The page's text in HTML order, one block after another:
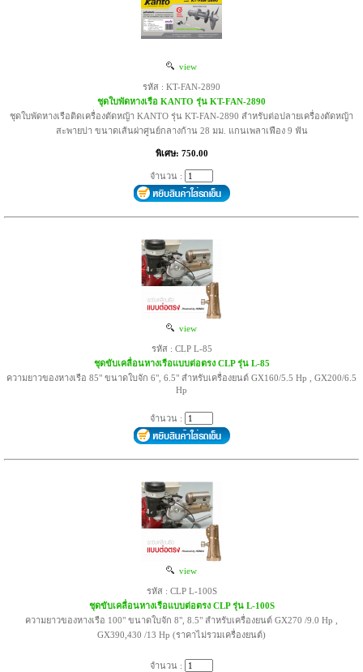
view
รหัส : KT-FAN-2890
ชุดใบพัดหางเรือ KANTO รุ่น KT-FAN-2890
ชุดใบพัดหางเรือติดเครื่องตัดหญ้า KANTO รุ่น KT-FAN-2890 สำหรับต่อปลายเครื่องตัดหญ้า
สะพายบ่า ขนาดเส้นผ่าศูนย์กลางก้าน 28 มม. แกนเพลาเฟือง 9 ฟัน
พิเศษ: 750.00
จำนวน :
view
รหัส : CLP L-85
ชุดขับเคลื่อนหางเรือแบบต่อตรง CLP รุ่น L-85
ความยาวของหางเรือ 85" ขนาดใบจัก 6", 6.5" สำหรับเครื่องยนต์ GX160/5.5 Hp , GX200/6.5
Hp
จำนวน :
view
รหัส : CLP L-100S
ชุดขับเคลื่อนหางเรือแบบต่อตรง CLP รุ่น L-100S
ความยาวของหางเรือ 100" ขนาดใบจัก 8", 8.5" สำหรับเครื่องยนต์ GX270 /9.0 Hp ,
GX390,430 /13 Hp (ราคาไม่รวมเครื่องยนต์)
จำนวน :